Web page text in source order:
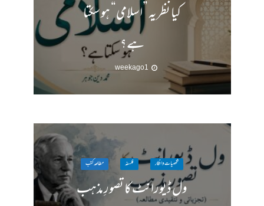
کیا نظریہ ”اسلامی“ ہو سکتا
ہے؟
1 week ago
شخصیات وافکار فلسفہ مطالعہ کتب
ول ڈیورانٹ کا تصورِ مذہب